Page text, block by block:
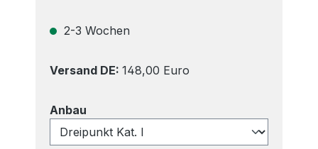
2-3 Wochen
Versand DE: 148,00 Euro
Anbau